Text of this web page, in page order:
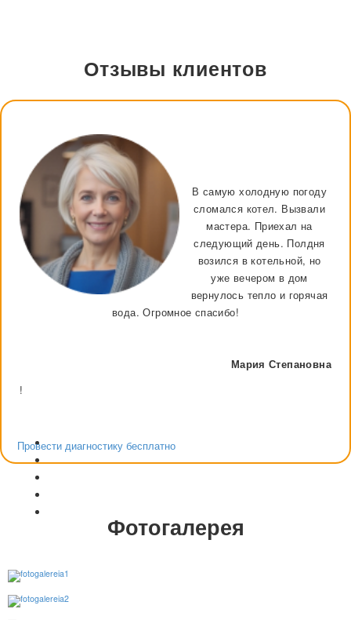
Отзывы клиентов
В самую холодную погоду
сломался котел. Вызвали
мастера. Приехал на
следующий день. Полдня
возился в котельной, но
уже вечером в дом
вернулось тепло и горячая
вода. Огромное спасибо!
Мария Степановна
!
Провести диагностику бесплатно
Фотогалерея